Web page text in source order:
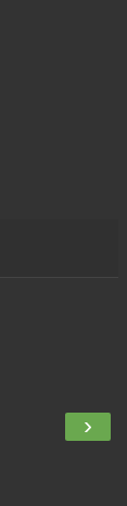
›